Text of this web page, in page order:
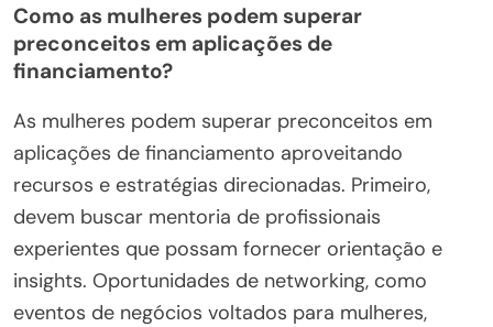
Como as mulheres podem superar
preconceitos em aplicações de
financiamento?
As mulheres podem superar preconceitos em
aplicações de financiamento aproveitando
recursos e estratégias direcionadas. Primeiro,
devem buscar mentoria de profissionais
experientes que possam fornecer orientação e
insights. Oportunidades de networking, como
eventos de negócios voltados para mulheres,